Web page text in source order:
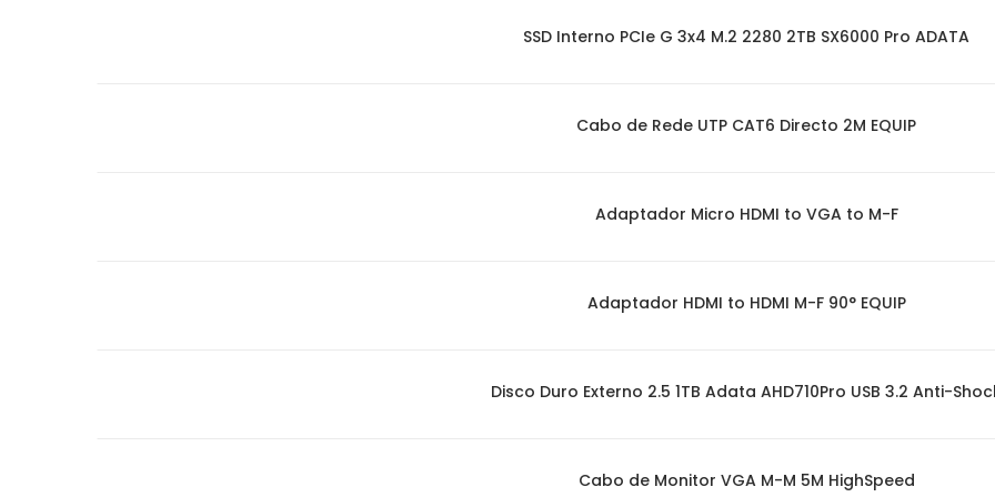
SSD Interno PCIe G 3x4 M.2 2280 2TB SX6000 Pro ADATA
Cabo de Rede UTP CAT6 Directo 2M EQUIP
Adaptador Micro HDMI to VGA to M-F
Adaptador HDMI to HDMI M-F 90° EQUIP
Disco Duro Externo 2.5 1TB Adata AHD710Pro USB 3.2 Anti-
Cabo de Monitor VGA M-M 5M HighSpeed